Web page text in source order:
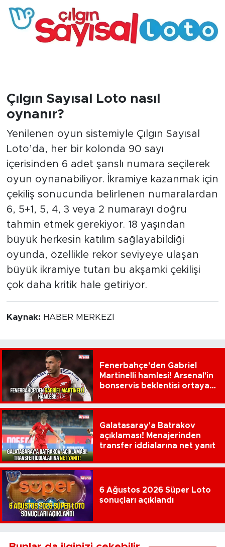
Çılgın Sayısal Loto nasıl
oynanır?
Yenilenen oyun sistemiyle Çılgın Sayısal
Loto’da, her bir kolonda 90 sayı
içerisinden 6 adet şanslı numara seçilerek
oyun oynanabiliyor. İkramiye kazanmak için
çekiliş sonucunda belirlenen numaralardan
6, 5+1, 5, 4, 3 veya 2 numarayı doğru
tahmin etmek gerekiyor. 18 yaşından
büyük herkesin katılım sağlayabildiği
oyunda, özellikle rekor seviyeye ulaşan
büyük ikramiye tutarı bu akşamki çekilişi
çok daha kritik hale getiriyor.
Kaynak: HABER MERKEZİ
Fenerbahçe'den Gabriel
Martinelli hamlesi! Arsenal'in
bonservis beklentisi ortaya
Galatasaray'a Batrakov
açıklaması! Menajerinden
transfer iddialarına net yanıt
6 Ağustos 2026 Süper Loto
sonuçları açıklandı